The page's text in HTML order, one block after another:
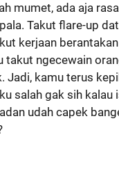
mumet, ada aja
Takut flare-up
kerjaan
takut ngecewain
Jadi, kamu terus
salah gak sih kalau
udah capek